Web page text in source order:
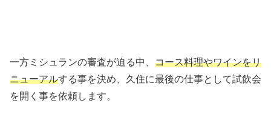
一方ミシュランの審査が迫る中、 コース料理やワインをリ
ニューアルする事を決め、久住に最後の仕事として試飲会
を開く事を依頼します。